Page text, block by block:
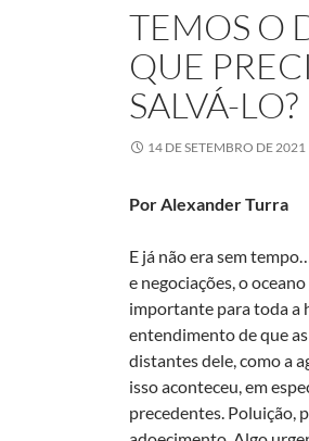
TEMOS O
QUE
SALVÁ-LO?
14 DE SETEMBRO DE 2021
Por Alexander Turra
E já não era sem
e negociações, o
importante para toda a
entendimento de que
distantes dele, como a
isso aconteceu, em
precedentes. Poluição,